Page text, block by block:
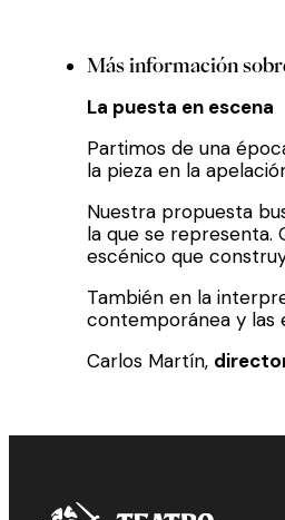
Más información
La puesta en escena
Partimos de una
la pieza en la
Nuestra propuesta
la que se representa.
escénico que
También en la
contemporánea y las
Carlos Martín,